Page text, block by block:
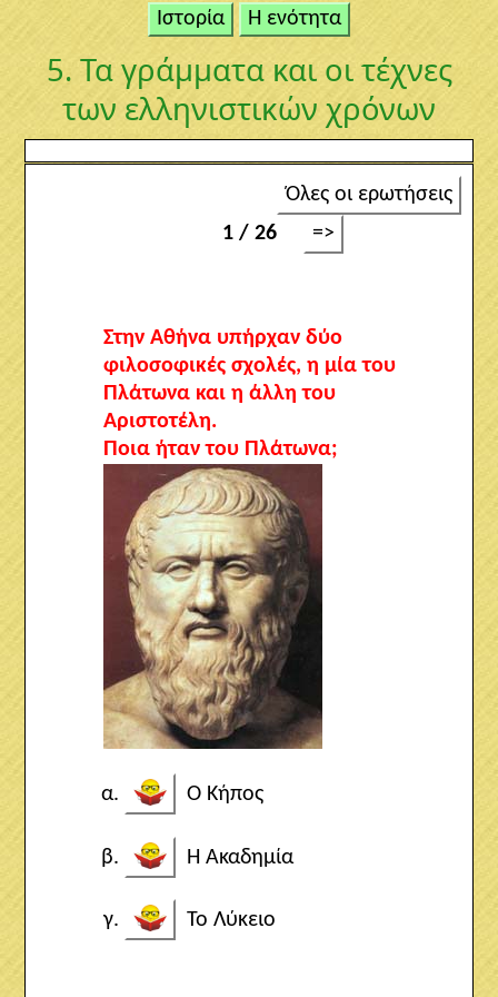
Ιστορία Η ενότητα
5. Τα γράμματα και οι τέχνες
των ελληνιστικών χρόνων
Όλες οι ερωτήσεις
1 / 26
=>
Στην Αθήνα υπήρχαν δύο
φιλοσοφικές σχολές, η μία του
Πλάτωνα και η άλλη του
Αριστοτέλη.
Ποια ήταν του Πλάτωνα;
Ο Κήπος
Η Ακαδημία
Το Λύκειο